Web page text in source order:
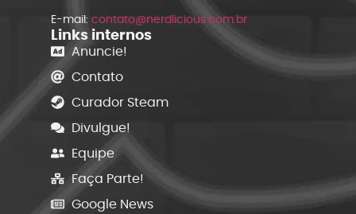
E-mail: contato@nerdlicious.com.br
Links internos
Anuncie!
Contato
Curador Steam
Divulgue!
Equipe
Faça Parte!
Google News